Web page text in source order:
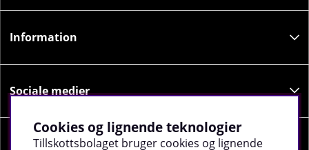
Information
Sociale medier
Virksomhedsoplysninger
Cookies og lignende teknologier
Tillskottsbolaget bruger cookies og lignende